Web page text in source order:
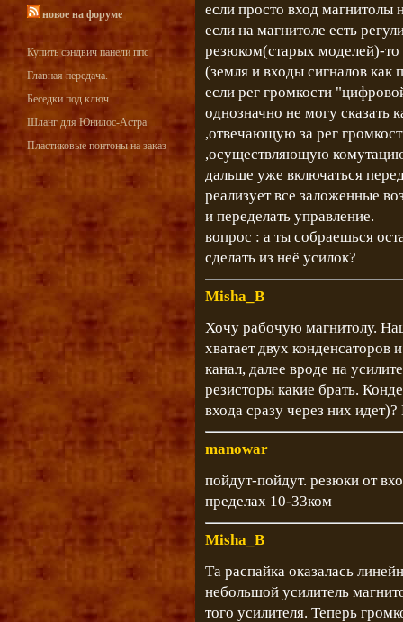
новое на форуме
Купить сэндвич панели ппс
Главная передача.
Беседки под ключ
Шланг для Юнилос-Астра
Пластиковые понтоны на заказ
если просто вход магнитолы
если на магнитоле есть
резюком(старых моделей)-то
(земля и входы сигналов как
если рег громкости
однозначно не могу сказать
,отвечающую за рег
,осуществляющую
дальше уже включаться
реализует все заложенные
и переделать управление.
вопрос : а ты собраешься
сделать из неё усилок?
Misha_B
Хочу рабочую магнитолу.
хватает двух
канал, далее вроде на
резисторы какие брать.
входа сразу через них
manowar
пойдут-пойдут. резюки от
пределах 10-33ком
Misha_B
Та распайка оказалась
небольшой усилитель
того усилителя. Теперь